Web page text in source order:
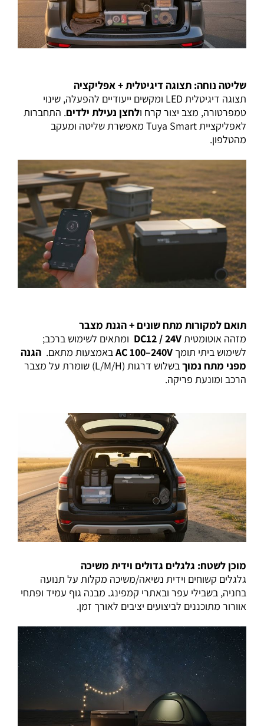
שליטה נוחה: תצוגה דיגיטלית + אפליקציה
תצוגה דיגיטלית LED ומקשים ייעודיים להפעלה, שינוי
טמפרטורה, מצב יצור קרח ולחצן נעילת ילדים. התחברות
לאפליקציית Tuya Smart מאפשרת שליטה ומעקב
מהטלפון.
תואם למקורות מתח שונים + הגנת מצבר
מזהה אוטומטיתDC12 / 24V ומתאים לשימוש ברכב;
לשימוש ביתי תומך AC 100–240Vבאמצעות מתאם. הגנה
מפני מתח נמוך
בשלוש דרגות (L/M/H) שומרת על מצבר
הרכב ומונעת פריקה.
מוכן לשטח: גלגלים גדולים וידית משיכה
גלגלים קשוחים וידית נשיאה/משיכה מקלות על תנועה
בחניה, בשבילי עפר ובאתרי קמפינג. מבנה גוף עמיד ופתחי
אוורור מתוכננים לביצועים יציבים לאורך זמן.